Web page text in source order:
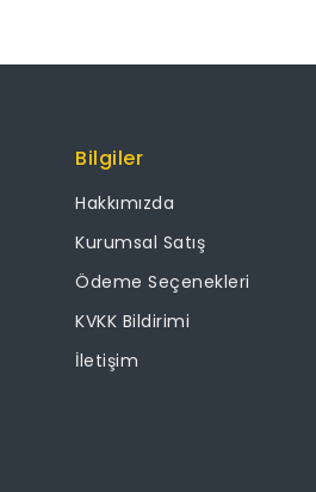
Bilgiler
Hakkımızda
Kurumsal Satış
Ödeme Seçenekleri
KVKK Bildirimi
İletişim